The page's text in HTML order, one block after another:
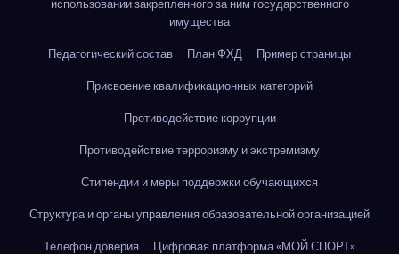
использовании закрепленного за ним государственного
имущества
Педагогический состав
План ФХД
Пример страницы
Присвоение квалификационных категорий
Противодействие коррупции
Противодействие терроризму и экстремизму
Стипендии и меры поддержки обучающихся
Структура и органы управления образовательной организацией
Телефон доверия
Цифровая платформа «МОЙ СПОРТ»